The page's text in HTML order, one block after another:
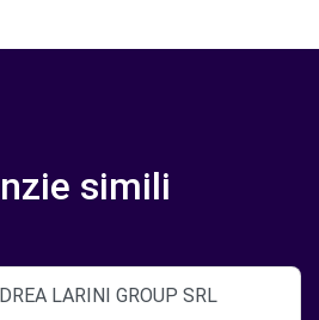
simili
LARINI GROUP SRL